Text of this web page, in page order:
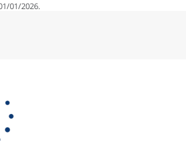
01/2026.